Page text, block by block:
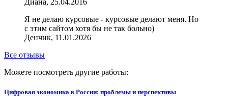
Диана, 25.04.2016
Я не делаю курсовые - курсовые делают меня. Но
с этим сайтом хотя бы не так больно)
Денчик, 11.01.2026
Все отзывы
Можете посмотреть другие работы:
Цифровая экономика в России: проблемы и перспективы